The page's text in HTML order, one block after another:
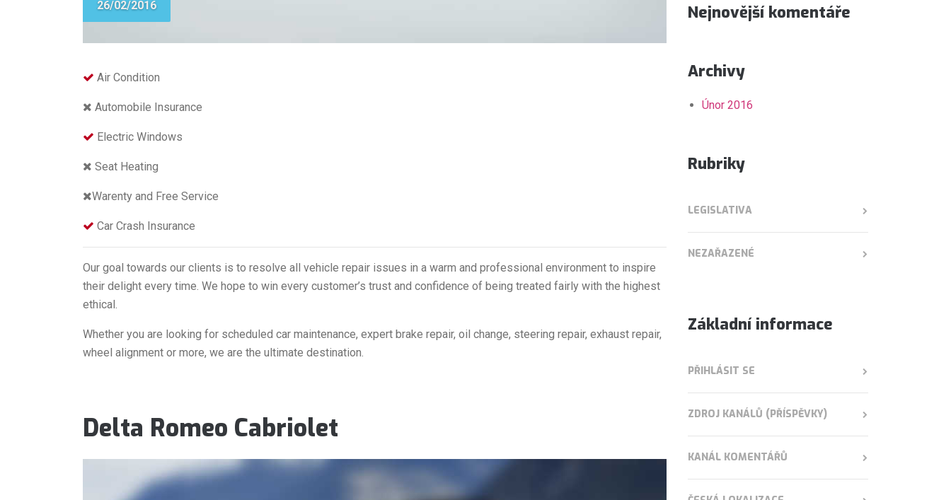
26/02/2016
Air Condition
Automobile Insurance
Electric Windows
Seat Heating
Warenty and Free Service
Car Crash Insurance
Our goal towards our clients is to resolve all vehicle repair issues in a warm and professional environment to inspire
their delight every time. We hope to win every customer’s trust and confidence of being treated fairly with the highest
ethical.
Whether you are looking for scheduled car maintenance, expert brake repair, oil change, steering repair, exhaust repair,
wheel alignment or more, we are the ultimate destination.
Delta Romeo Cabriolet
Nejnovější komentáře
Archivy
Únor 2016
Rubriky
LEGISLATIVA
NEZAŘAZENÉ
Základní informace
PŘIHLÁSIT SE
ZDROJ KANÁLŮ (PŘÍSPĚVKY)
KANÁL KOMENTÁŘŮ